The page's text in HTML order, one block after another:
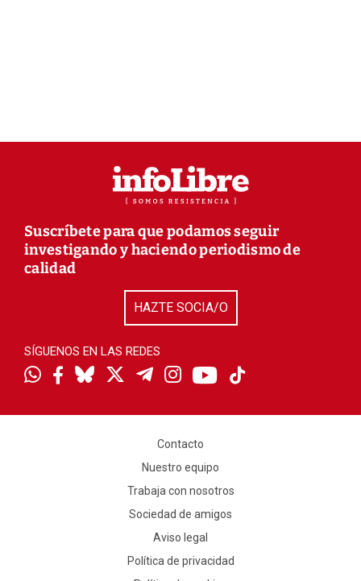
Suscríbete para que podamos seguir
investigando y haciendo periodismo de
calidad
HAZTE SOCIA/O
SÍGUENOS EN LAS REDES
Contacto
Nuestro equipo
Trabaja con nosotros
Sociedad de amigos
Aviso legal
Política de privacidad